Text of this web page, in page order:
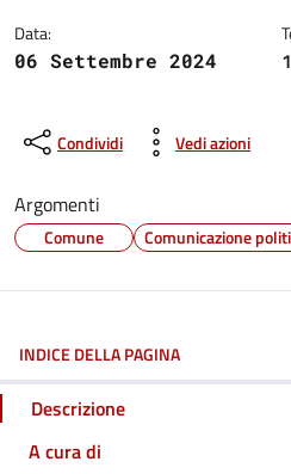
Data:
06 Settembre 2024
Condividi Vedi azioni
Argomenti
Comune Comunicazione
INDICE DELLA PAGINA
Descrizione
A cura di